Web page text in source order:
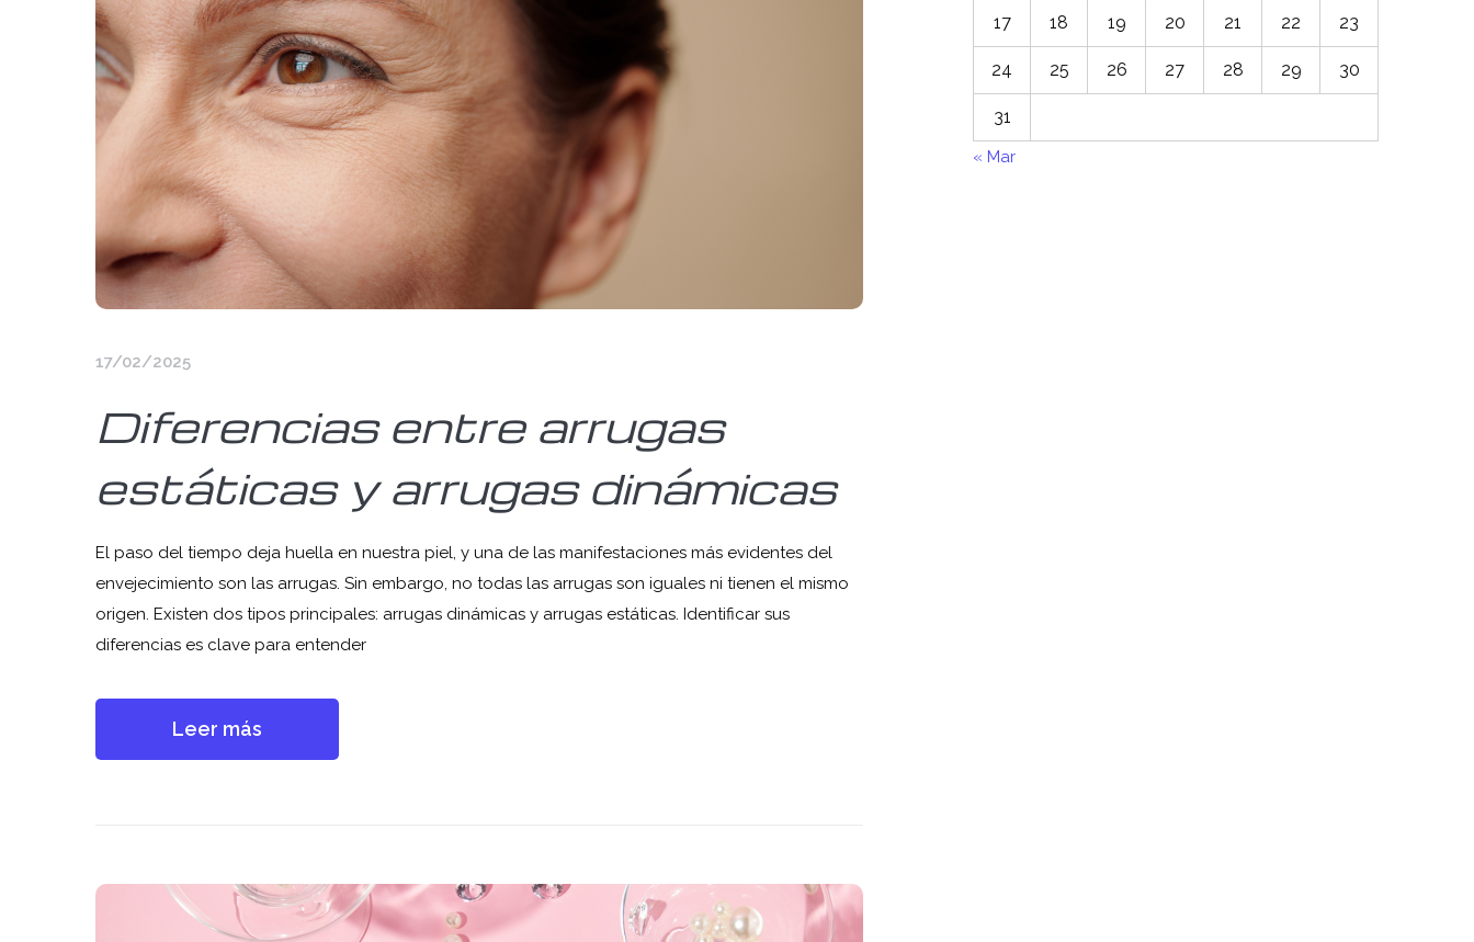
17/02/2025
Diferencias entre arrugas
estáticas y arrugas dinámicas
El paso del tiempo deja huella en nuestra piel, y una de las manifestaciones más evidentes del
envejecimiento son las arrugas. Sin embargo, no todas las arrugas son iguales ni tienen el mismo
origen. Existen dos tipos principales: arrugas dinámicas y arrugas estáticas. Identificar sus
diferencias es clave para entender
Leer más
17 18 19 20 21 22 23
24 25 26 27 28 29 30
31
« Mar